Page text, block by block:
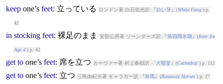
keepone’s feet: 立っている ロンドン著 白石佑光訳 『白い牙』(White Fang) p.
42
in stocking feet: 裸足のまま 安部公房著 ソーンダーズ訳 『第四間氷期 』(Inter Ice
Age 4) p. 42
get toone’s feet: 席を立つ カーヴァー著 村上春樹訳 『大聖堂』(Cathedral) p. 112
get toone’s feet: 立つ 三島由紀夫著 ギャラガー訳 『奔馬』(Runaway Horses) p. 27